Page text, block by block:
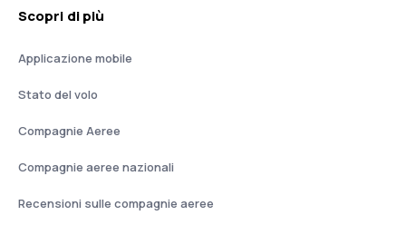
Scopri di più
Applicazione mobile
Stato del volo
Compagnie Aeree
Compagnie aeree nazionali
Recensioni sulle compagnie aeree